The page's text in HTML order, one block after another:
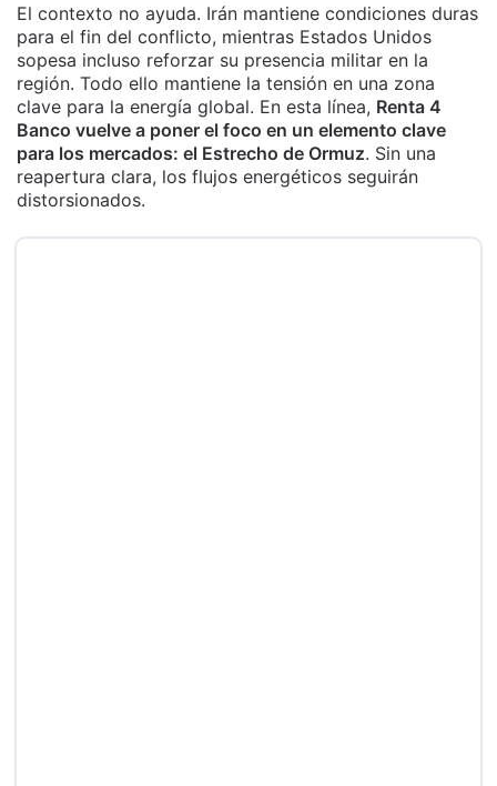
El contexto no ayuda. Irán mantiene condiciones duras
para el fin del conflicto, mientras Estados Unidos
sopesa incluso reforzar su presencia militar en la
región. Todo ello mantiene la tensión en una zona
clave para la energía global. En esta línea, Renta 4
Banco vuelve a poner el foco en un elemento clave
para los mercados: el Estrecho de Ormuz. Sin una
reapertura clara, los flujos energéticos seguirán
distorsionados.